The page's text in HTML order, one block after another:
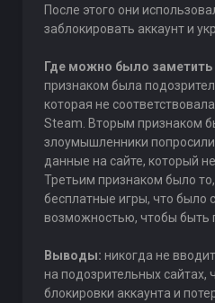
После этого они
заблокировать аккаунт и
Где можно было заметить
признаком была
которая не
Steam. Вторым признаком
злоумышленники
данные на сайте, который
Третьим признаком было
бесплатные игры, что было
возможностью, чтобы быть
Выводы: никогда не
на подозрительных сайтах,
блокировки аккаунта и